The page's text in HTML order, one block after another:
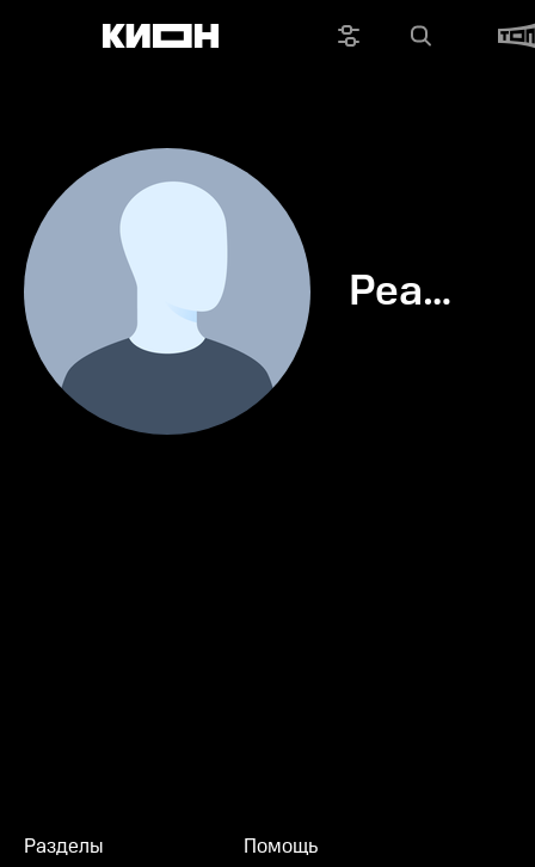
Реа
Разделы Помощь